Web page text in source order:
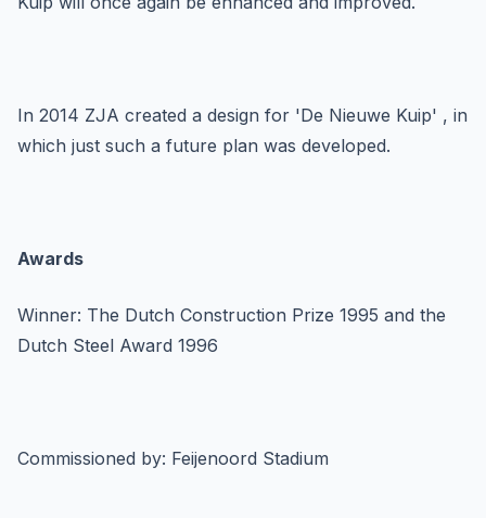
In 2014 ZJA created a design for 'De Nieuwe Kuip' , in
which just such a future plan was developed.
Awards
Winner: The Dutch Construction Prize 1995 and the
Dutch Steel Award 1996
Commissioned by: Feijenoord Stadium